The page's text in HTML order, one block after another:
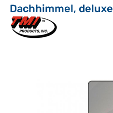
Dachhimmel,